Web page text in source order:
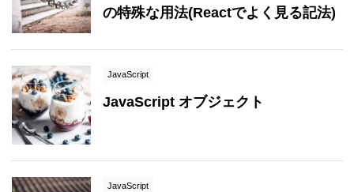
の特殊な用法(Reactでよく見る記法)
JavaScript
JavaScript オブジェクト
JavaScript